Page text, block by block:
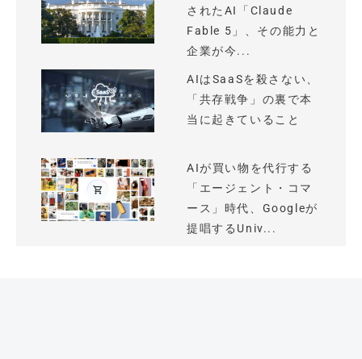
されたAI「Claude
Fable 5」、その能力と
企業が今...
AIはSaaSを殺さない、
「共存戦争」の裏で本
当に起きていること
AIが買い物を代行する
「エージェント・コマ
ース」時代、Googleが
提唱するUniv...